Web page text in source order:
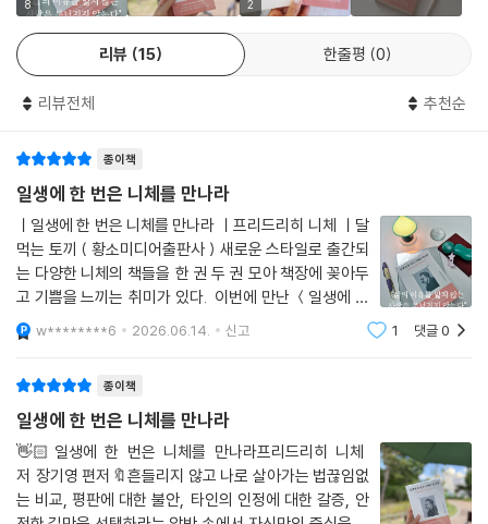
틈이 줄어들고, 무엇을 통과했는지조차 흐릿해진다. 그래서 때로는 이 빠
른 진행이 삶을 지나치게 평평하게 만들고 있지는 않은지 스스로에게 물어
볼 필요가 있다.
--- 「쉬운 길 경계하기」 중에서
8 2
리뷰 15 한줄평 0
리뷰전체 추천순
종이책
일생에 한 번은 니체를 만나라
ㅣ일생에 한 번은 니체를 만나라 ㅣ프리드리히 니체 ㅣ달
먹는 토끼 ( 황소미디어출판사 ) 새로운 스타일로 출간되
는 다양한 니체의 책들을 한 권 두 권 모아 책장에 꽂아두
고 기쁨을 느끼는 취미가 있다. 이번에 만난 ＜일생에 한
번 니체를 만나라＞는단순히 니체의 철학을 정리해 서술
한 책이 아니라 니체의 가르침을 하나의 주제로 묶어, 반
w********6 2026.06.14. 신고 1 댓글0
종이책
일생에 한 번은 니체를 만나라
👋🏻일생에 한 번은 니체를 만나라프리드리히 니체
저 장기영 편저🔖흔들리지 않고 나로 살아가는 법끊임없
는 비교, 평판에 대한 불안, 타인의 인정에 대한 갈증, 안